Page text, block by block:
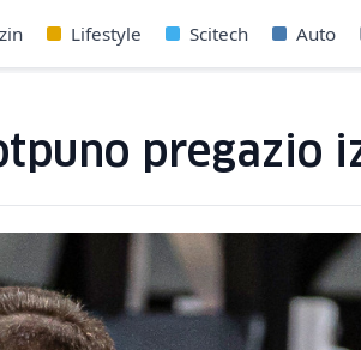
Lifestyle Scitech Auto
pregazio